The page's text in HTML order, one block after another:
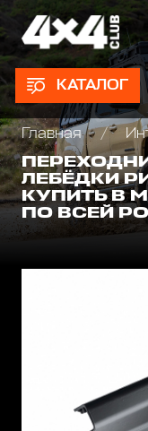
КАТАЛОГ
Главная
ЛЕБЁДКИ
КУПИТЬ В
ПО ВСЕЙ